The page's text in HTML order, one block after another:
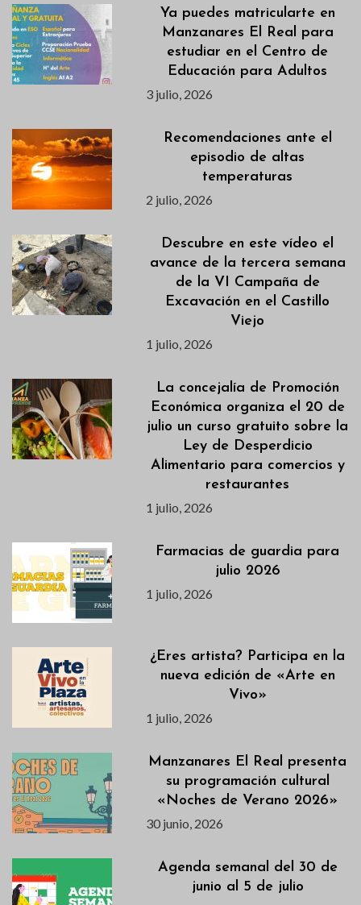
Ya puedes matricularte en
Manzanares El Real para
estudiar en el Centro de
Educación para Adultos
3 julio, 2026
Recomendaciones ante el
episodio de altas
temperaturas
2 julio, 2026
Descubre en este vídeo el
avance de la tercera semana
de la VI Campaña de
Excavación en el Castillo
Viejo
1 julio, 2026
La concejalía de Promoción
Económica organiza el 20 de
julio un curso gratuito sobre la
Ley de Desperdicio
Alimentario para comercios y
restaurantes
1 julio, 2026
Farmacias de guardia para
julio 2026
1 julio, 2026
¿Eres artista? Participa en la
nueva edición de «Arte en
Vivo»
1 julio, 2026
Manzanares El Real presenta
su programación cultural
«Noches de Verano 2026»
30 junio, 2026
Agenda semanal del 30 de
junio al 5 de julio